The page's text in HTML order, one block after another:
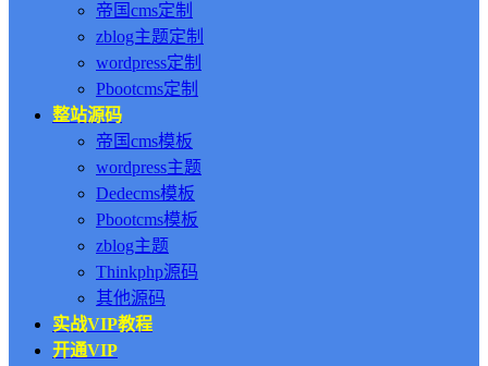
帝国cms定制
zblog主题定制
wordpress定制
Pbootcms定制
整站源码
帝国cms模板
wordpress主题
Dedecms模板
Pbootcms模板
zblog主题
Thinkphp源码
其他源码
实战VIP教程
开通VIP